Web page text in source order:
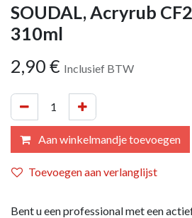
SOUDAL, Acryrub
310ml
2,90 € Inclusief BTW
Aan winkelmandje toevoegen
Toevoegen aan verlanglijst
Bent u een professional met een